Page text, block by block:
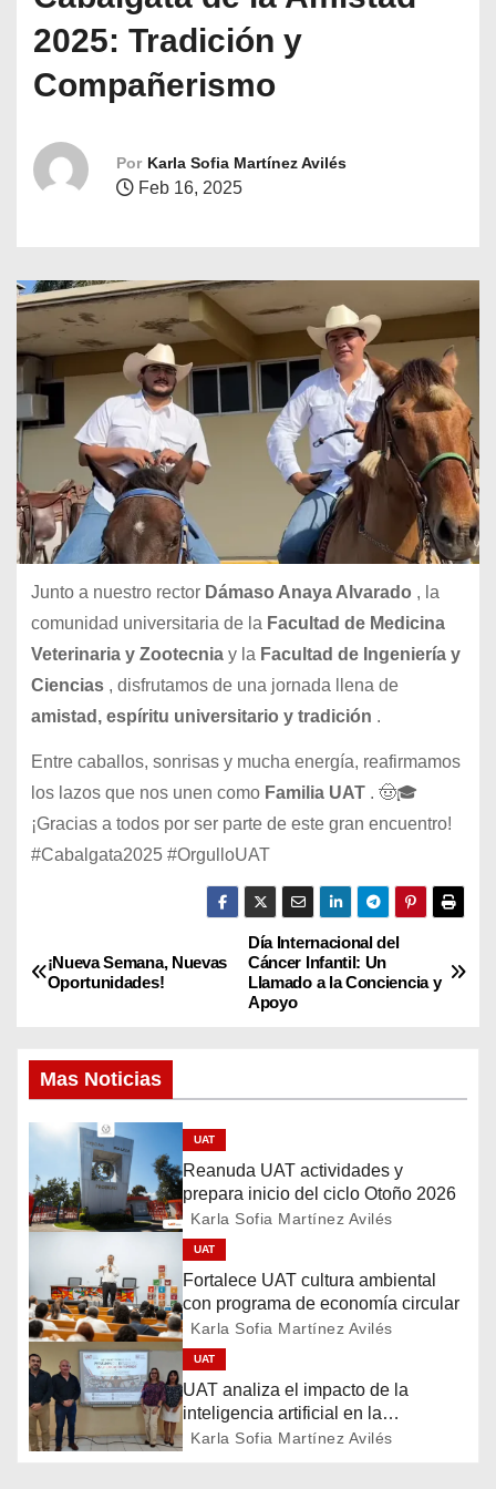
2025: Tradición y
Compañerismo
Por Karla Sofia Martínez Avilés
Feb 16, 2025
Junto a nuestro rector Dámaso Anaya Alvarado , la
comunidad universitaria de la Facultad de Medicina
Veterinaria y Zootecniay la Facultad de Ingeniería y
Ciencias, disfrutamos de una jornada llena de
amistad, espíritu universitario y tradición .
Entre caballos, sonrisas y mucha energía, reafirmamos
los lazos que nos unen como Familia UAT. 🤠🎓
¡Gracias a todos por ser parte de este gran encuentro!
#Cabalgata2025 #OrgulloUAT
N
e
g
a
c
i
ó
n
d
Día Internacional del
Cáncer Infantil: Un
Llamado a la Conciencia y
Apoyo
¡Nueva Semana, Nuevas
Oportunidades!
Mas Noticias
UAT
Reanuda UAT actividades y
prepara inicio del ciclo Otoño 2026
Karla Sofia Martínez Avilés
UAT
Fortalece UAT cultura ambiental
con programa de economía circular
Karla Sofia Martínez Avilés
UAT
UAT analiza el impacto de la
inteligencia artificial en la
educación
Karla Sofia Martínez Avilés